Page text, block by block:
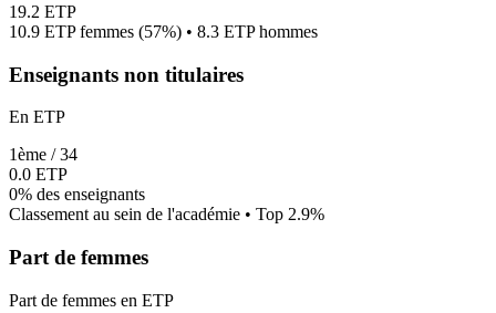
19.2 ETP
10.9 ETP femmes (57%) • 8.3 ETP hommes
Enseignants non titulaires
En ETP
1ème /34
0.0 ETP
0% des enseignants
Classement au sein de l'académie • Top 2.9%
Part de femmes
Part de femmes en ETP